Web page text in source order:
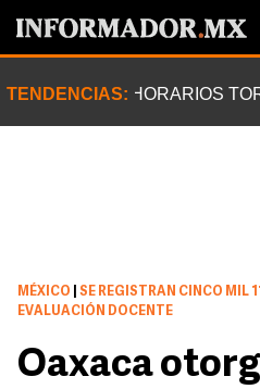
TENDENCIAS: HORARIOS
MÉXICO
SE REGISTRAN CINCO MIL
EVALUACIÓN DOCENTE
Oaxaca